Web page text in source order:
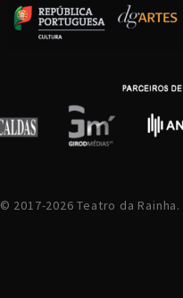
© 2017-2026 Teatro da